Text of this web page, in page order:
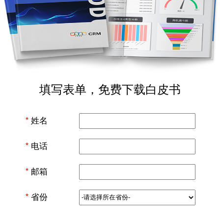
填写表单，免费下载白皮书
* 姓名
* 电话
* 邮箱
* 省份